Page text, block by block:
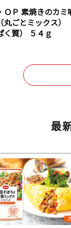
ＯＰ 素焼きのカミ
丸ごとミックス）
く質） ５４ｇ
最